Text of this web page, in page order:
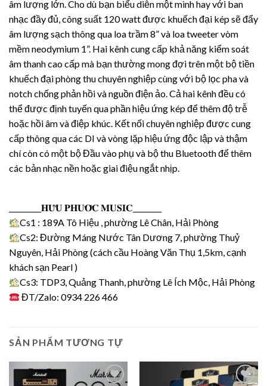
âm lượng lớn. Cho dù bạn biểu diễn một mình hay với ban
nhạc đầy đủ, công suất 120 watt được khuếch đại kép sẽ đẩy
âm lượng sạch thông qua loa trầm 8” và loa tweeter vòm
mềm neodymium 1”. Hai kênh cung cấp khả năng kiểm soát
âm thanh cao cấp mà bạn thường mong đợi trên một bộ tiền
khuếch đại phòng thu chuyên nghiệp cùng với bộ lọc pha và
notch chống phản hồi và nguồn điện ảo. Cả hai kênh đều có
thể được định tuyến qua phần hiệu ứng kép để thêm độ trễ
hoặc hồi âm và điệp khúc. Kết nối chuyên nghiệp được cung
cấp thông qua các DI và vòng lặp hiệu ứng độc lập và thậm
chí còn có một bộ Đầu vào phụ và bộ thu Bluetooth để thêm
các bản nhạc nền hoặc giai điệu ngắt nhịp.
_________𝐇𝐔̛̃𝐔 𝐏𝐇𝐔̛𝐎̛́𝐂 𝐌𝐔𝐒𝐈𝐂________
Cs1 : 189A Tô Hiệu , phường Lê Chân, Hải Phòng
Cs2: Đường Máng Nước Tân Dương 7, phường Thuỷ
Nguyên, Hải Phòng (cách cầu Hoàng Văn Thụ 1,5km, cạnh
khách sạn Pearl )
Cs3: TDP3, Quảng Thanh, phường Lê Ích Mộc, Hải Phòng
ĐT/Zalo: 0934 226 466
SẢN PHẨM TƯƠNG TỰ